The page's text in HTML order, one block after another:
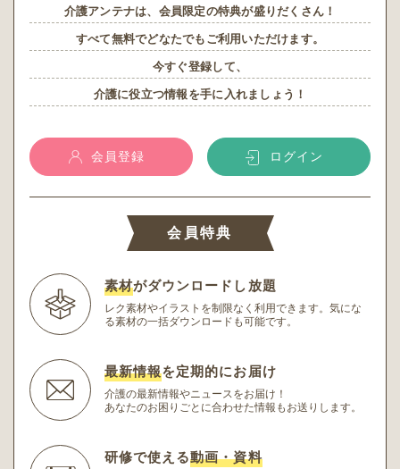
介護アンテナは、会員限定の特典が盛りだくさん！
すべて無料でどなたでもご利用いただけます。
今すぐ登録して、
介護に役立つ情報を手に入れましょう！
会員登録 ログイン
会員特典
素材がダウンロードし放題
レク素材やイラストを制限なく利用できます。 気にな
る素材の一括ダウンロードも可能です。
最新情報を定期的にお届け
介護の最新情報やニュースをお届け！
あなたのお困りごとに合わせた情報もお送りします。
研修で使える動画・資料